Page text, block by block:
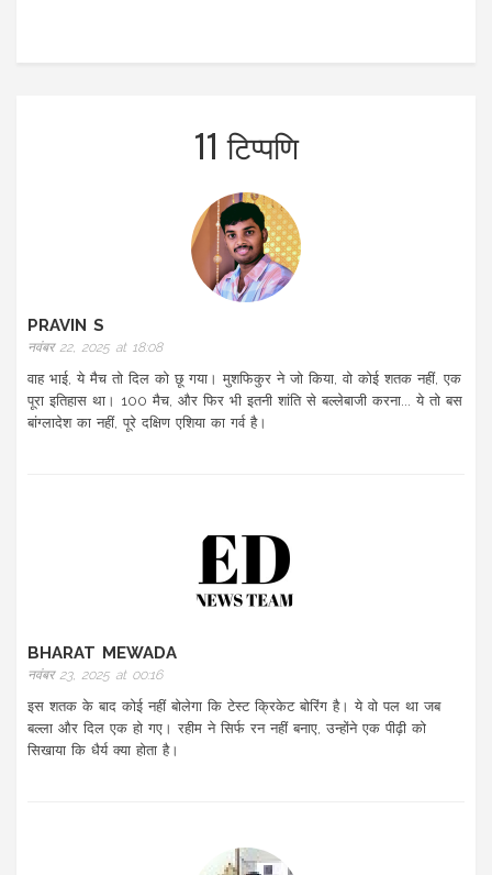
11 टिप्पणि
PRAVIN S
नवंबर 22, 2025 at 18:08
वाह भाई, ये मैच तो दिल को छू गया। मुशफिकुर ने जो किया, वो कोई शतक नहीं, एक
पूरा इतिहास था। 100 मैच, और फिर भी इतनी शांति से बल्लेबाजी करना... ये तो बस
बांग्लादेश का नहीं, पूरे दक्षिण एशिया का गर्व है।
BHARAT MEWADA
नवंबर 23, 2025 at 00:16
इस शतक के बाद कोई नहीं बोलेगा कि टेस्ट क्रिकेट बोरिंग है। ये वो पल था जब
बल्ला और दिल एक हो गए। रहीम ने सिर्फ रन नहीं बनाए, उन्होंने एक पीढ़ी को
सिखाया कि धैर्य क्या होता है।